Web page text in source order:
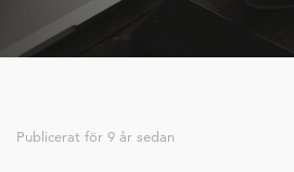
Publicerat för 9 år sedan